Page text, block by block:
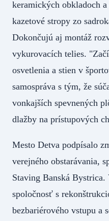
keramických obkladoch
kazetové stropy zo
Dokončujú aj montáž
vykurovacích telies.
osvetlenia a stien v
samospráva s tým, že
vonkajších spevnených
dlažby na prístupových
Mesto Detva podpísalo
verejného obstarávania,
Staving Banská
spoločnosť s
bezbariérového vstupu a